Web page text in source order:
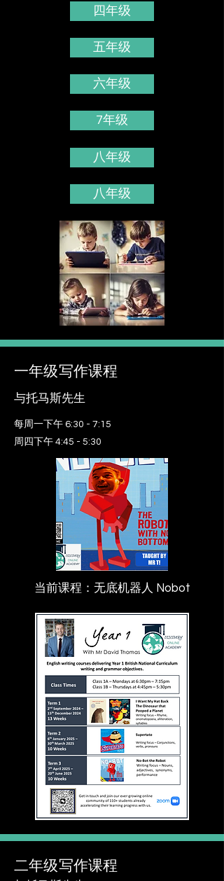
四年级
五年级
六年级
7年级
八年级
八年级
一年级写作课程
与托马斯先生
每周一下午 6:30 - 7:15
周四下午 4:45 - 5:30
当前课程：无底机器人 Nobot
二年级写作课程